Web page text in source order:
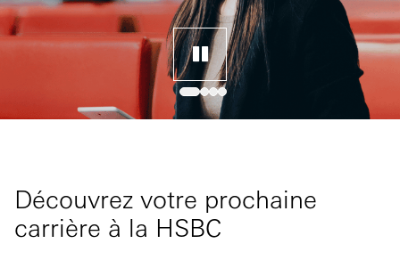
Découvrez votre prochaine
carrière à la HSBC